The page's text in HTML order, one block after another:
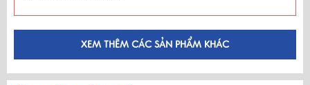
XEM THÊM CÁC SẢN PHẨM KHÁC